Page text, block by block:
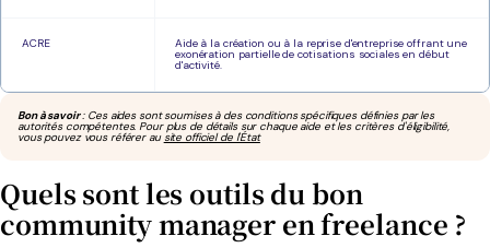
ACRE Aide à la création ou à la reprise d'entreprise offrant une
exonération partielle de cotisations sociales en début
d'activité.
Bon à savoir: Ces aides sont soumises à des conditions spécifiques définies par les
autorités compétentes. Pour plus de détails sur chaque aide et les critères d'éligibilité,
vous pouvez vous référer ausite officiel de l'État
Quels sont les outils du bon
community manager en freelance ?